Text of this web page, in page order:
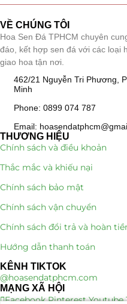
VỀ CHÚNG TÔI
Hoa Sen Đá TPHCM chuyên
đáo, kết hợp sen đá với các loại
giao hoa tận nơi.
462/21 Nguyễn Tri Phương,
Minh
Phone: 0899 074 787
Email:
THƯƠNG HIỆU
Chính sách và điều khoản
Thắc mắc và khiếu nại
Chính sách bảo mật
Chính sách vận chuyển
Chính sách đổi trả và hoàn
Hướng dẫn thanh toán
KÊNH TIKTOK
@hoasendatphcm.com
MẠNG XÃ HỘI
Facebook Pinterest Youtube